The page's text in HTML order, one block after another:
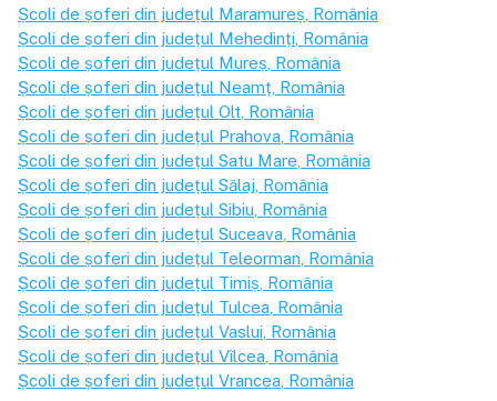
Școli de șoferi din județul Maramureș , România
Școli de șoferi din județul Mehedinți , România
Școli de șoferi din județul Mureș , România
Școli de șoferi din județul Neamț , România
Școli de șoferi din județul Olt , România
Școli de șoferi din județul Prahova , România
Școli de șoferi din județul Satu Mare , România
Școli de șoferi din județul Sălaj , România
Școli de șoferi din județul Sibiu , România
Școli de șoferi din județul Suceava , România
Școli de șoferi din județul Teleorman , România
Școli de șoferi din județul Timiș , România
Școli de șoferi din județul Tulcea , România
Școli de șoferi din județul Vaslui , România
Școli de șoferi din județul Vîlcea , România
Școli de șoferi din județul Vrancea , România